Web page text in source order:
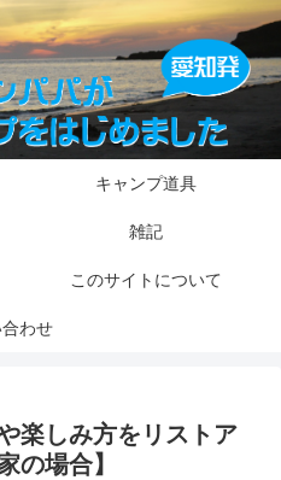
キャンプ道具
雑記
このサイトについて
合わせ
楽しみ方をリストア
の場合】